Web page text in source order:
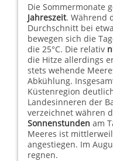
Die Sommermonate
Jahreszeit. Während
Durchschnitt bei
bewegen sich die
die 25°C. Die relativ
die Hitze allerdings
stets wehende
Abkühlung.
Küstenregion
Landesinneren der
verzeichnet währen
Sonnenstunden am
Meeres ist
angestiegen. Im
regnen.